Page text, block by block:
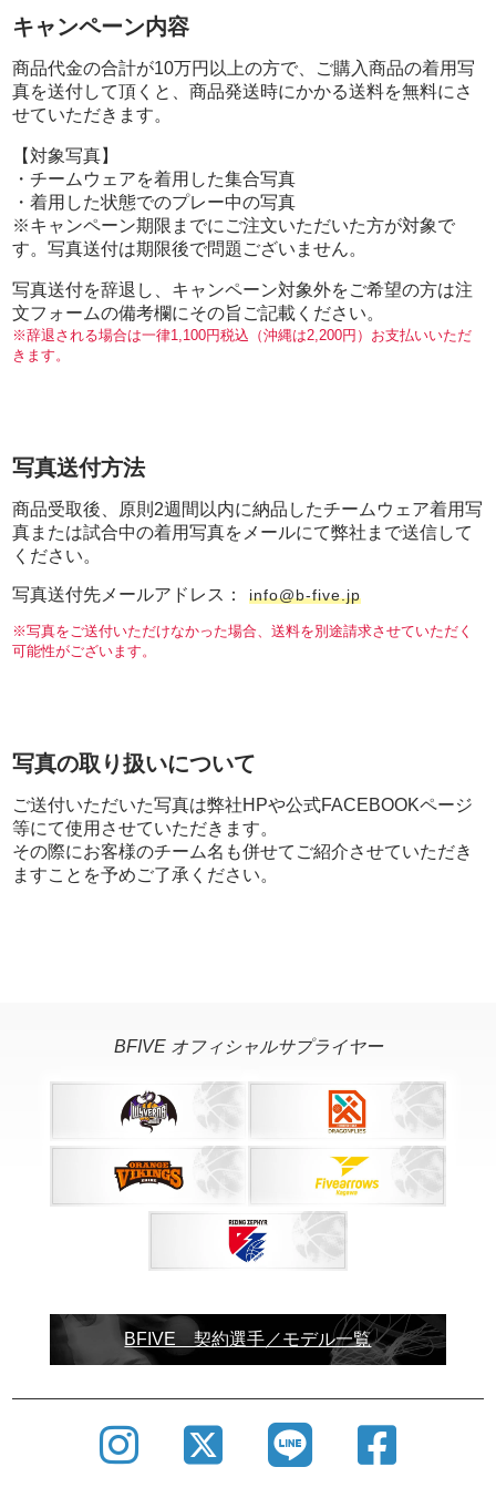
キャンペーン内容
商品代金の合計が10万円以上の方で、ご購入商品の着用写
真を送付して頂くと、商品発送時にかかる送料を無料にさ
せていただきます。
【対象写真】
・チームウェアを着用した集合写真
・着用した状態でのプレー中の写真
※キャンペーン期限までにご注文いただいた方が対象で
す。写真送付は期限後で問題ございません。
写真送付を辞退し、キャンペーン対象外をご希望の方は注
文フォームの備考欄にその旨ご記載ください。
※辞退される場合は一律1,100円税込（沖縄は2,200円）お支払いいただ
きます。
写真送付方法
商品受取後、原則2週間以内に納品したチームウェア着用写
真または試合中の着用写真をメールにて弊社まで送信して
ください。
写真送付先メールアドレス： info@b-five.jp
※写真をご送付いただけなかった場合、送料を別途請求させていただく
可能性がございます。
写真の取り扱いについて
ご送付いただいた写真は弊社HPや公式FACEBOOKページ
等にて使用させていただきます。
その際にお客様のチーム名も併せてご紹介させていただき
ますことを予めご了承ください。
バスケットボールウェアブランドBFIVEでは、ショ
ールームを設けております。
ユニフォーム制作にあたり商談・打合せはもちろん
ぜひご利用ください。
BFIVE オフィシャルサプライヤー
BFIVE 契約選手／モデル一覧